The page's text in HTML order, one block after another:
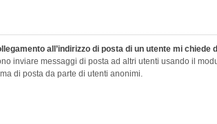
all’indirizzo di posta di un utente mi
inviare messaggi di posta ad altri utenti usando il
di posta da parte di utenti anonimi.